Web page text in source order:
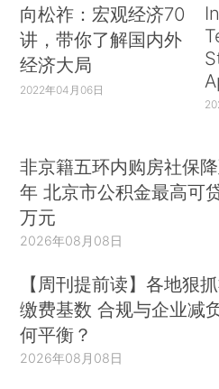
向松祚：宏观经济70
讲，带你了解国内外
经济大局
2022年04月06日
非京籍五环内购房社保
年 北京市公积金最高可
万元
2026年08月08日
【周刊提前读】各地狠
缴费基数 合规与企业减
何平衡？
2026年08月08日